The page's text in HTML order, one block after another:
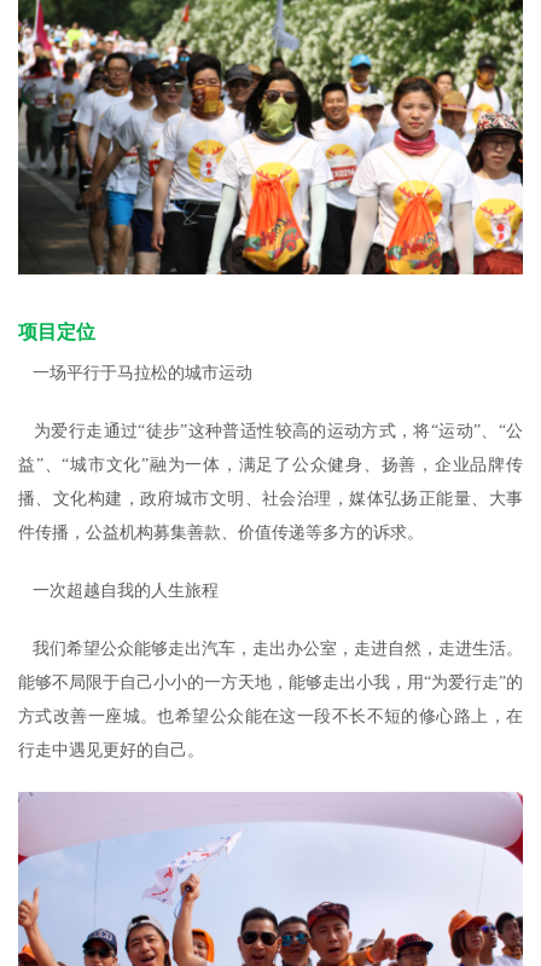
项目定位
一场平行于马拉松的城市运动
为爱行走通过“徒步”这种普适性较高的运动方式，将“运动”、“公
益”、“城市文化”融为一体，满足了公众健身、扬善，企业品牌传
播、文化构建，政府城市文明、社会治理，媒体弘扬正能量、大事
件传播，公益机构募集善款、价值传递等多方的诉求。
一次超越自我的人生旅程
我们希望公众能够走出汽车，走出办公室，走进自然，走进生活。
能够不局限于自己小小的一方天地，能够走出小我，用“为爱行走”的
方式改善一座城。也希望公众能在这一段不长不短的修心路上，在
行走中遇见更好的自己。